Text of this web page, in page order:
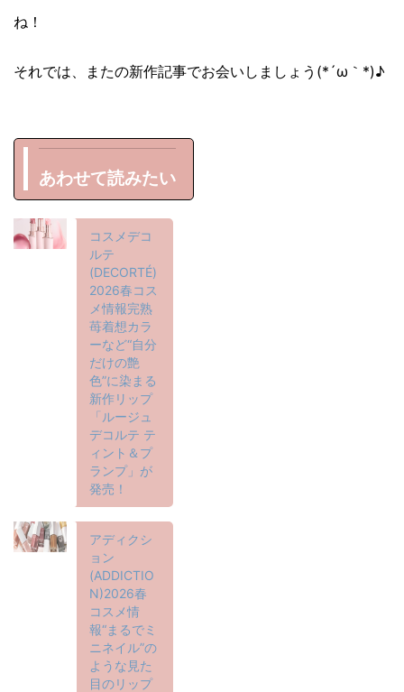
ね！
それでは、またの新作記事でお会いしましょう(*´ω｀*)♪
あわせて読みたい
コスメデコ
ルテ
(DECORTÉ)
2026春コス
メ情報完熟
苺着想カラ
ーなど“自分
だけの艶
色”に染まる
新作リップ
「ルージュ
デコルテ テ
ィント＆プ
ランプ」が
発売！
アディクシ
ョン
(ADDICTIO
N)2026春
コスメ情
報“まるでミ
ニネイル”の
ような見た
目のリップ